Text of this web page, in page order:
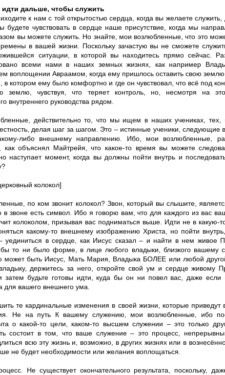
идти дальше, чтобы служить
к нам с той открытостью сердца, когда вы желаете служить,
будете чувствовать в сердце наше присутствие, когда мы
вы можете служить. Но знайте, мои возлюбленные, что это
в вашей жизни. Поскольку зачастую вы не сможете
ситуации, в которой вы находитесь прямо сейчас.
всеми нами в наших земных жизнях, как например
воплощении Авраамом, когда ему пришлось оставить свою землю
в котором ему было комфортно и где он чувствовал, что всё под
землю, чувствуя, что теряет контроль, но, несмотря на
внутреннего руководства рядом.
действительно то, что мы ищем в наших учениках, тех,
делая шаг за шагом. Это – истинные ученики, следующие
либо внешнему направлению. Ибо, мои возлюбленные,
как объяснял Майтрейя, что какое-то время вы можете
наступает момент, когда вы должны пойти внутрь и
колокол]
по ком звонит колокол? Звон, который вы слышите,
в звоне есть символ. Ибо я говорю вам, что для каждого из вас
колоколом, призывая вас подниматься выше. Идти не в какую-
какому-то внешнему изображению Христа, но пойти
уединиться в сердце, как Иисус сказал – и найти в нем живое
бы то ни было форме, в лице любого владыки, близкого вашему
может быть Иисус, Мать Мария, Владыка БОЛЕЕ или любой
держитесь за него, откройте свой ум и сердце живому
затем будьте готовы идти, куда бы он ни повел вас, даже если
для вашего внешнего ума.
те кардинальные изменения в своей жизни, которые приведут
Не на путь К вашему служению, мои возлюбленные, ибо
о какой-то цели, каком-то высшем служении – это только
состоит в том, что ваше служение – это процесс,
всю эту жизнь и, возможно, в других жизнях или в
не будет необходимости или желания воплощаться.
Не существует окончательного результата, поскольку,